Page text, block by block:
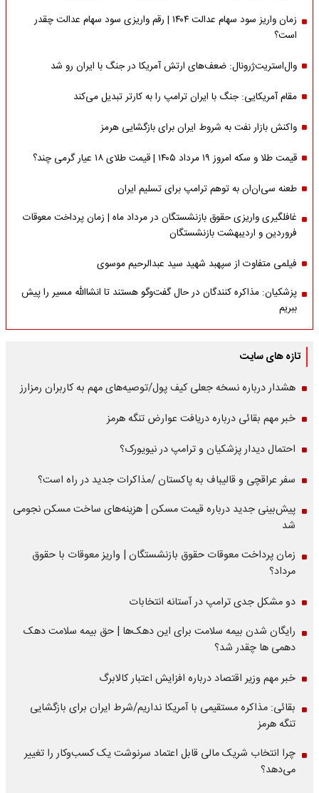
زمان واریز سود سهام عدالت ۱۴۰۴ | رقم واریزی سود سهام عدالت چقدر
است؟
وال‌استریت‌ژرونال: ضعف‌های ارتش آمریکا در جنگ با ایران رو شد
مقام آمریکایی: جنگ با ایران ترامپ را به کارتر تبدیل می‌کند
واکنش بازار نفت به شروط ایران برای بازگشایی هرمز
قیمت طلا و سکه امروز ۱۹ مرداد ۱۴۰۵ | قیمت طلای ۱۸ عیار گرمی چند؟
طعنه سی‌ان‌ان به توهم ترامپ برای تسلیم ایران
غافلگیری واریزی حقوق بازنشستگان در مرداد ماه | زمان پرداخت معوقات
فروردین و اردیبهشت بازنشستگان
فیلمی متفاوت از سپهبد شهید سید عبدالرحیم موسوی
پزشکیان: مذاکره کنندگان در حال گفت‌وگو هستند تا انشاالله مسیر را پیش
ببریم
تازه های سایت
هشدار درباره نسخه جعلی کیف پول/توصیه‌های مهم به کاربران رمزارز
خبر مهم بقائی درباره دریافت عوارض تنگه هرمز
احتمال دیدار پزشکیان و ترامپ در نیویورک؟
سفر عراقچی و قالیباف به پاکستان /مذاکرات جدید در راه است؟
پیش‌بینی جدید درباره قیمت مسکن | هزینه‌های ساخت مسکن نجومی
شد
زمان پرداخت معوقات حقوق بازنشستگان | واریز معوقات با حقوق
مرداد؟
دو مشکل جدی ترامپ در آستانه انتخابات
رایگان شدن بیمه سلامت برای این دهک‌ها | حق بیمه‌ سلامت دهک
دهمی ها چقدر شد؟
خبر مهم وزیر اقتصاد درباره افزایش اعتبار کالابرگ
بقائی: مذاکره مستقیمی با آمریکا نداریم/شرط ایران برای بازگشایی
تنگه هرمز
چرا انتخاب شریک مالی قابل اعتماد سرنوشت یک کسب‌وکار را تغییر
می‌دهد؟